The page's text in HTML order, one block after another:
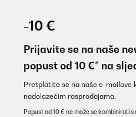
-10 €
Prijavite se na naše
popust od 10 €* na
Pretplatite se na naše e-mailove
nadolazećim rasprodajama.
Popust od 10 € ne može se kombinirati